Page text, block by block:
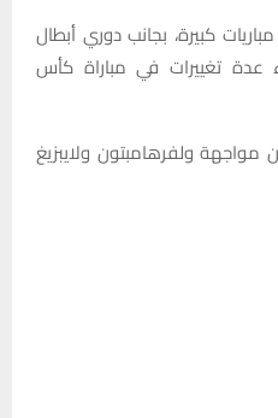
كبيرة، بجانب دوري أبطال
عدة تغييرات في مباراة كأس
مواجهة ولفرهامبتون ولايبزيغ